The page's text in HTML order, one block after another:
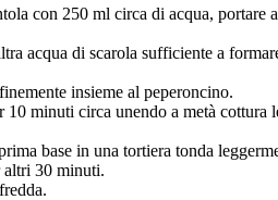
con 250 ml circa di acqua, portare
acqua di scarola sufficiente a
insieme al peperoncino.
minuti circa unendo a metà cottura
base in una tortiera tonda
altri 30 minuti.